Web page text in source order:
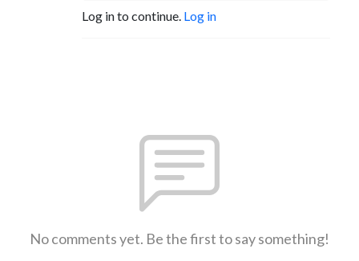
Log in to continue. Log in
No comments yet. Be the first to say something!